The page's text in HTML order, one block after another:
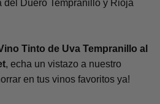
Duero Tempranillo y Rioja
Tinto de Uva Tempranillo al
, echa un vistazo a nuestro
en tus vinos favoritos ya!